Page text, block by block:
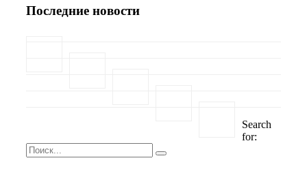
Последние новости
Search
for: